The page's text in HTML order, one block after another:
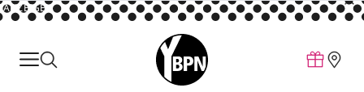
ANZEIGE
Parfum